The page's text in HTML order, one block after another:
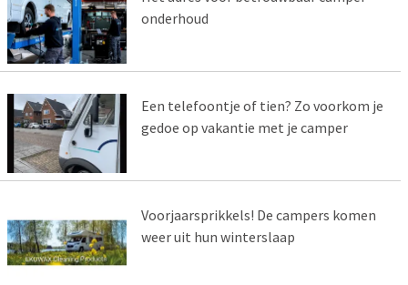
onderhoud
Een telefoontje of tien? Zo voorkom je
gedoe op vakantie met je camper
Voorjaarsprikkels! De campers komen
weer uit hun winterslaap